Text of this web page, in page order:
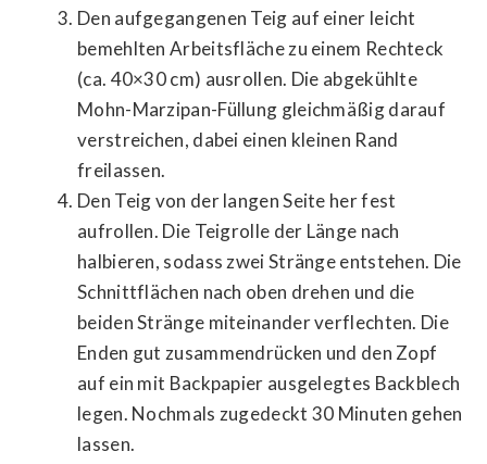
Den aufgegangenen Teig auf einer leicht
bemehlten Arbeitsfläche zu einem Rechteck
(ca. 40×30 cm) ausrollen. Die abgekühlte
Mohn-Marzipan-Füllung gleichmäßig darauf
verstreichen, dabei einen kleinen Rand
freilassen.
Den Teig von der langen Seite her fest
aufrollen. Die Teigrolle der Länge nach
halbieren, sodass zwei Stränge entstehen. Die
Schnittflächen nach oben drehen und die
beiden Stränge miteinander verflechten. Die
Enden gut zusammendrücken und den Zopf
auf ein mit Backpapier ausgelegtes Backblech
legen. Nochmals zugedeckt 30 Minuten gehen
lassen.